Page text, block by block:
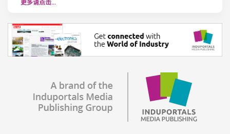
更多请点击…